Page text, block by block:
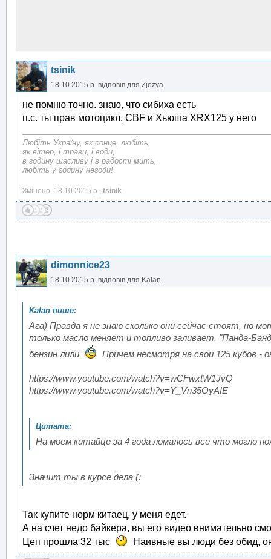
tsinik
18.10.2015 р. відповів для Zjozya
не помню точно. знаю, что сибиха есть
п.с. ты прав мотоцикл, CBF и Хьюша XRX125 у него
Любіть Україну, як сонце, любіть,
як вітер, і трави, і води,
в годину щасливу і в радості мить,
любіть у годину негоди!
Змінено: 18.10.2015 р., tsinik
dimonnice23
18.10.2015 р. відповів для Kalan
Ага) Правда я не знаю сколько они сейчас стоят, но
только масло меняет и топливо заливает. "Панда-
бензин лили
Причем несмотря на свои 125 кубов -
https://www.youtube.com/watch?v=wCFwxtW1JvQ
https://www.youtube.com/watch?v=Y_Vn35OyAIE
На моем китайце за 4 года ломалось все что могло
Значит ты в курсе дела (:
Так купите норм китаец, у меня едет.
А на счет недо байкера, вы его видео внимательно
Цеп прошла 32 тыс
Наивные вы люди без обид,